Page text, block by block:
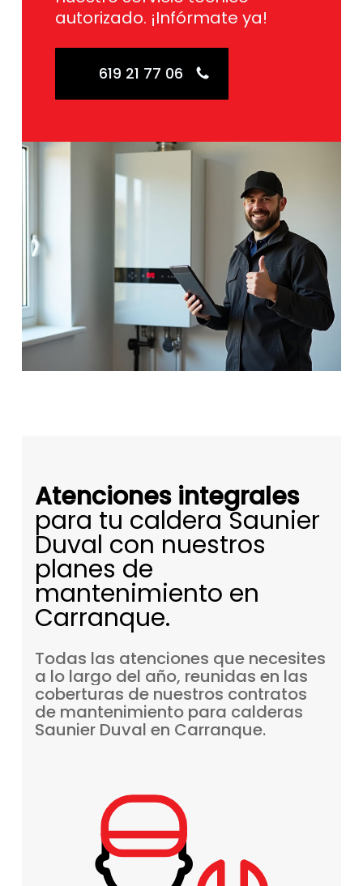
autorizado. ¡Infórmate ya!
619 21 77 06
Atenciones integrales
para tu caldera Saunier
Duval con nuestros
planes de
mantenimiento en
Carranque.
Todas las atenciones que necesites
a lo largo del año, reunidas en las
coberturas de nuestros contratos
de mantenimiento para calderas
Saunier Duval en Carranque.